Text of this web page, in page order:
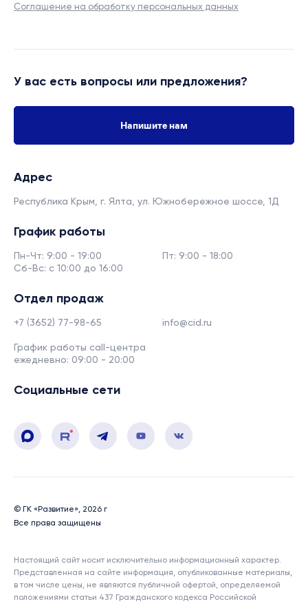
Соглашение на обработку персональных данных
У вас есть вопросы или предложения?
Напишите нам
Адрес
Республика Крым, г. Ялта, ул. Южнобережное шоссе, 1Д
График работы
Пн-Чт: 9:00 - 19:00
Пт: 9:00 - 18:00
Сб-Вс: с 10:00 до 16:00
Отдел продаж
+7 (3652) 77-98-65 info@cid.ru
График работы call-центра
ежедневно: 09:00 - 20:00
Социальные сети
© ГК «Развитие», 2026 г
Все права защищены
Настоящий сайт носит исключительно информационный характер.
Представленная на сайте информация, опубликованные материалы,
в том числе цены, не являются публичной офертой, определяемой
положениями статьи 437 Гражданского кодекса Российской